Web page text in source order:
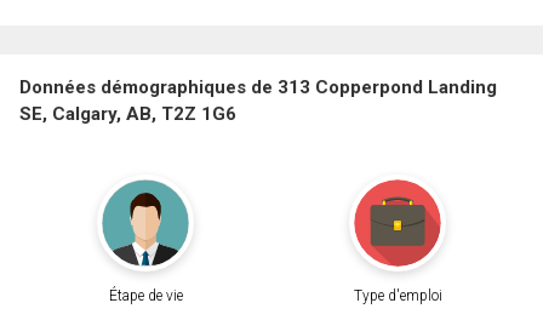
Données démographiques de 313 Copperpond Landing
SE, Calgary, AB, T2Z 1G6
Étape de vie Type d'emploi